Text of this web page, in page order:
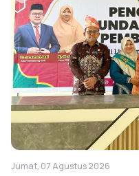
Jumat, 07 Agustus 2026